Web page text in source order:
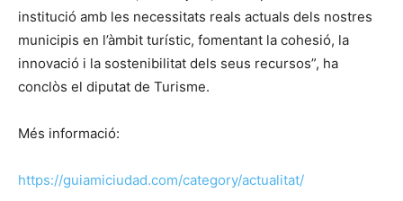
institució amb les necessitats reals actuals dels nostres
municipis en l’àmbit turístic, fomentant la cohesió, la
innovació i la sostenibilitat dels seus recursos”, ha
conclòs el diputat de Turisme.
Més informació:
https://guiamiciudad.com/category/actualitat/